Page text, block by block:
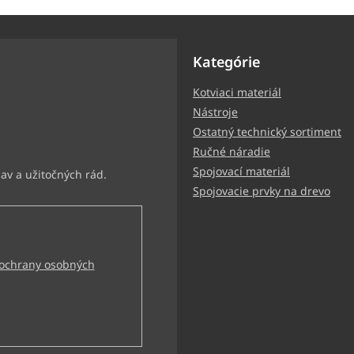
osobných
Kategórie
Kotviaci materiál
Nástroje
Ostatný technický sortiment
Ručné náradie
Spojovací materiál
Spojovacie prvky na drevo